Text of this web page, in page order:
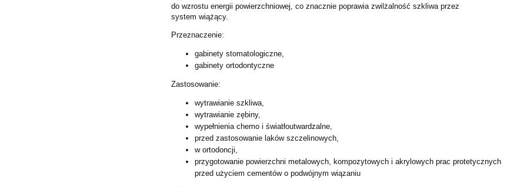
dowzrostu energii powierzchniowej, co znacznie poprawia zwilżalność szkliwa przez
systemwiążący.
Przeznaczenie:
gabinety stomatologiczne,
gabinety ortodontyczne
Zastosowanie:
wytrawianie szkliwa,
wytrawianie zębiny,
wypełnienia chemo i światłoutwardzalne,
przed zastosowanie laków szczelinowych,
w ortodoncji,
przygotowanie powierzchni metalowych, kompozytowych i akrylowych pracprotetycznych
przed użyciem cementów o podwójnym wiązaniu